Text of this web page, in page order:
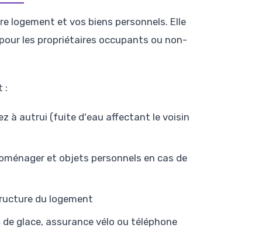
logement et vos biens personnels. Elle
les propriétaires occupants ou non-
:
à autrui (fuite d'eau affectant le voisin
et objets personnels en cas de
du logement
glace, assurance vélo ou téléphone